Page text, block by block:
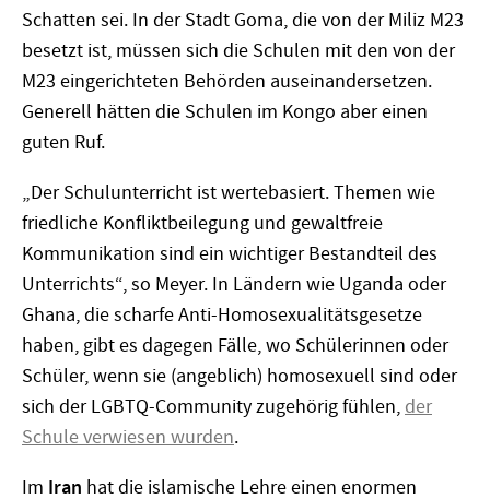
Schatten sei. In der Stadt Goma, die von der Miliz M23
besetzt ist, müssen sich die Schulen mit den von der
M23 eingerichteten Behörden auseinandersetzen.
Generell hätten die Schulen im Kongo aber einen
guten Ruf.
„Der Schulunterricht ist wertebasiert. Themen wie
friedliche Konfliktbeilegung und gewaltfreie
Kommunikation sind ein wichtiger Bestandteil des
Unterrichts“, so Meyer. In Ländern wie Uganda oder
Ghana, die scharfe Anti-Homosexualitätsgesetze
haben, gibt es dagegen Fälle, wo Schülerinnen oder
Schüler, wenn sie (angeblich) homosexuell sind oder
sich der LGBTQ-Community zugehörig fühlen, der
Schule verwiesen wurden.
Im Iran hat die islamische Lehre einen enormen